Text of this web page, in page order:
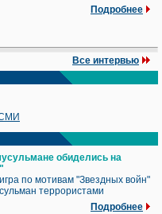
Подробнее
Все интервью
обиделись на
по мотивам "Звездных войн"
террористами
Подробнее